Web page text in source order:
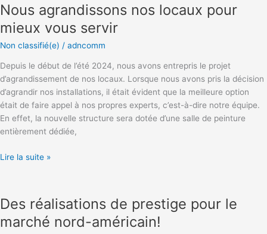
Nous agrandissons nos locaux pour
mieux vous servir
Non classifié(e) / adncomm
Depuis le début de l’été 2024, nous avons entrepris le projet
d’agrandissement de nos locaux. Lorsque nous avons pris la décision
d’agrandir nos installations, il était évident que la meilleure option
était de faire appel à nos propres experts, c’est-à-dire notre équipe.
En effet, la nouvelle structure sera dotée d’une salle de peinture
entièrement dédiée,
nos
locaux
pour
mieux
vous
servir
Lire la suite »
Des réalisations de prestige pour le
marché nord-américain!
de
pour